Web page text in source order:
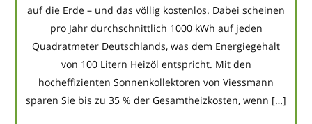
auf die Erde – und das völlig kostenlos. Dabei scheinen
pro Jahr durchschnittlich 1000 kWh auf jeden
Quadratmeter Deutschlands, was dem Energiegehalt
von 100 Litern Heizöl entspricht. Mit den
hocheffizienten Sonnenkollektoren von Viessmann
sparen Sie bis zu 35 % der Gesamtheizkosten, wenn […]